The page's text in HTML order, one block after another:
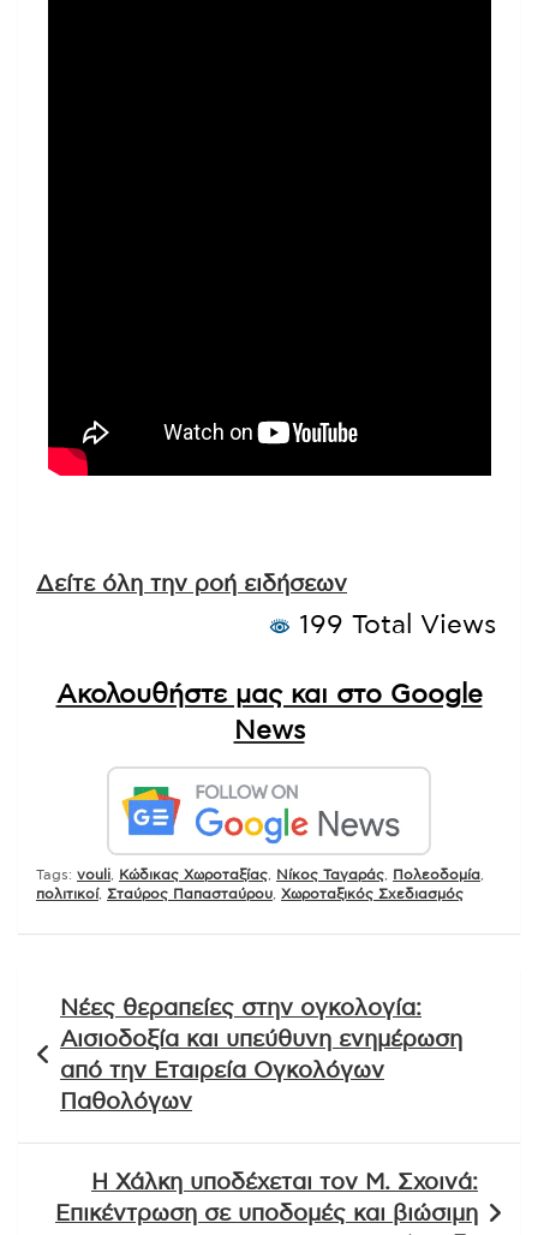
Δείτε όλη την ροή ειδήσεων
199 Total Views
Ακολουθήστε μας και στο Google
News
Tags: vouli Κώδικας Χωροταξίας Νίκος Ταγαράς Πολεοδομία
πολιτικοί, Σταύρος Παπασταύρου Χωροταξικός Σχεδιασμός
άρθρων
Νέες θεραπείες στην ογκολογία:
Αισιοδοξία και υπεύθυνη ενημέρωση
από την Εταιρεία Ογκολόγων
Παθολόγων
Η Χάλκη υποδέχεται τον Μ. Σχοινά:
Επικέντρωση σε υποδομές και βιώσιμη